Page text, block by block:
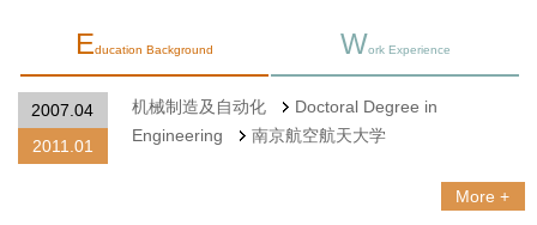
Education Background Work Experience
2007.04
2011.01
机械制造及自动化
Doctoral Degree in
Engineering
南京航空航天大学
More +